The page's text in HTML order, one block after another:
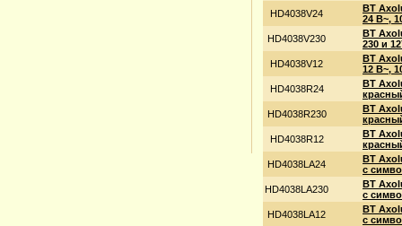
HD4038V24
BT
24 В~,
HD4038V230
BT
230 и
HD4038V12
BT
12 В~,
HD4038R24
BT
HD4038R230
BT
HD4038R12
BT
HD4038LA24
BT
с
HD4038LA230
BT
с
HD4038LA12
BT
с